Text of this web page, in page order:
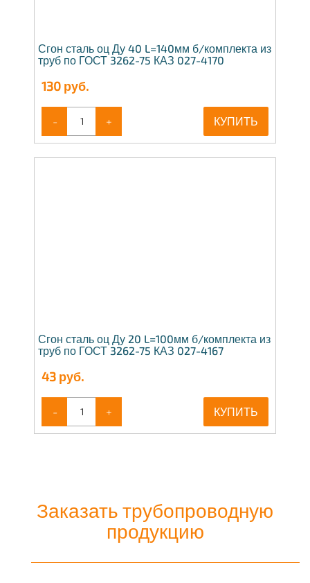
Сгон сталь оц Ду 40 L=140мм б/комплекта из
труб по ГОСТ 3262-75 КАЗ 027-4170
130 руб.
- + КУПИТЬ
Сгон сталь оц Ду 20 L=100мм б/комплекта из
труб по ГОСТ 3262-75 КАЗ 027-4167
43 руб.
- + КУПИТЬ
Заказать трубопроводную
продукцию